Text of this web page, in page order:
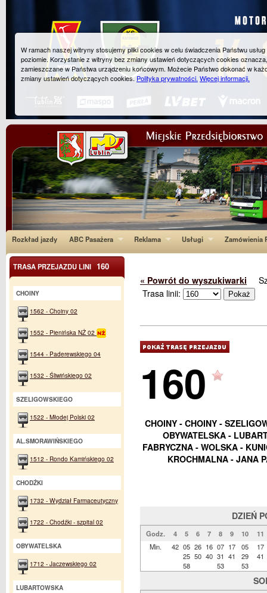
Rozkład jazdy ABC Pasażera Reklama Usługi Zamówienia
« Powrót do wyszukiwarki
Trasa linii:
160
CHOINY - CHOINY -
OBYWATELSKA -
FABRYCZNA - WOLSKA -
KROCHMALNA - JANA
DZIEŃ
Godz. 4 5 6 7 8 9 10
11
Min.
42 05
25
58
26
50
16
40
07
31
53
17
41
05
29
53
17
41
TRASA PRZEJAZDU LINI 160
CHOINY
1562 - Choiny 02
1552 - Pienińska NŻ 02
1544 - Paderewskiego 04
1532 - Śliwińskiego 02
SZELIGOWSKIEGO
1522 - Młodej Polski 02
AL.SMORAWIŃSKIEGO
1512 - Rondo Kamińskiego 02
CHODŹKI
1732 - Wydział Farmaceutyczny
1722 - Chodźki - szpital 02
OBYWATELSKA
1712 - Jaczewskiego 02
LUBARTOWSKA
W ramach naszej witryny stosujemy pliki cookies w celu świadczenia Państwu
poziomie. Korzystanie z witryny bez zmiany ustawień dotyczących cookies
zamieszczane w Państwa urządzeniu końcowym. Możecie Państwo dokonać w
zmiany ustawień dotyczących cookies.Polityka prywatności. Więcej informacji.